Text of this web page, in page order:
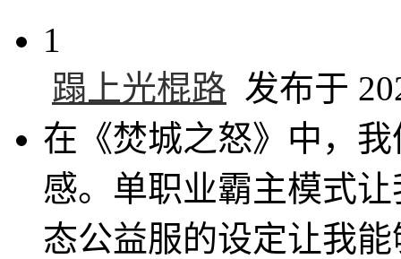
1
蹋上光棍路 发布于
在《焚城之怒》中，
感。单职业霸主模式
态公益服的设定让我